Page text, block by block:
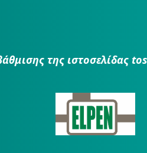
της ιστοσελίδας